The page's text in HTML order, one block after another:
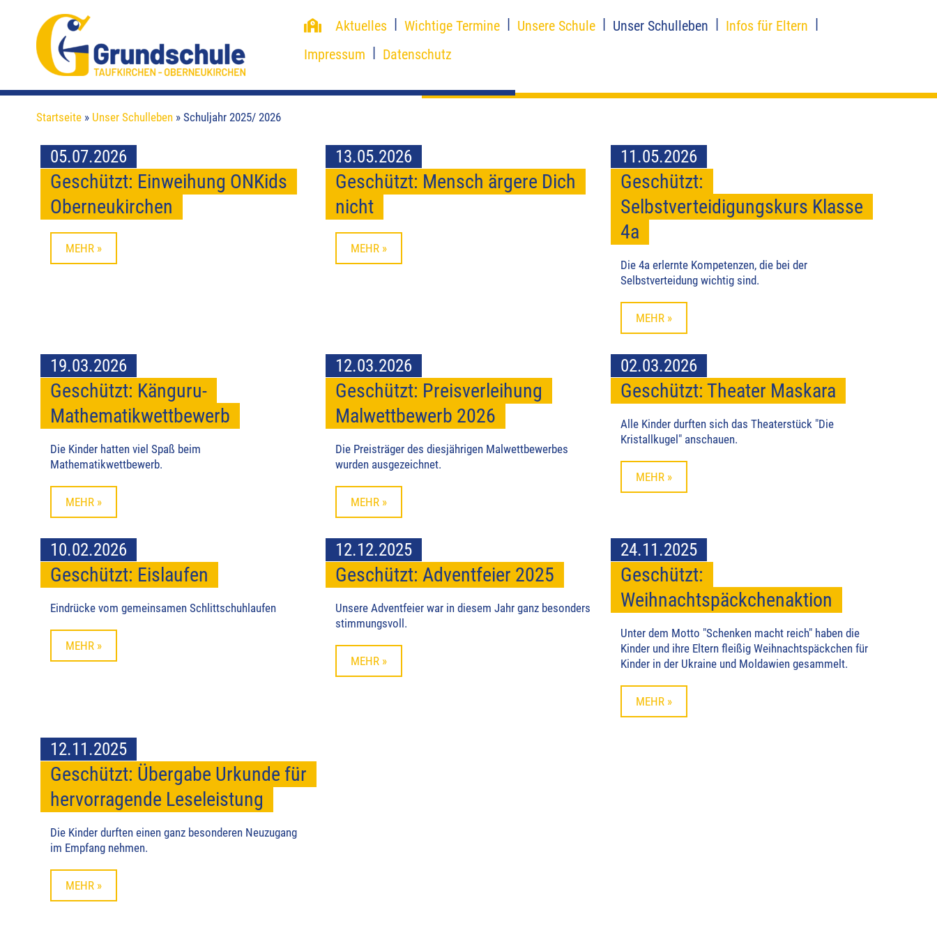
Aktuelles Wichtige Termine Unsere Schule Unser Schulleben
Infos für Eltern
Impressum
Datenschutz
Startseite » Unser Schulleben » Schuljahr 2025/ 2026
05.07.2026
Geschützt: Einweihung ONKids
Oberneukirchen
MEHR »
13.05.2026
Geschützt: Mensch ärgere Dich
nicht
MEHR »
11.05.2026
Geschützt:
Selbstverteidigungskurs Klasse
4a
Die 4a erlernte Kompetenzen, die bei der
Selbstverteidung wichtig sind.
MEHR »
19.03.2026
Geschützt: Känguru-
Mathematikwettbewerb
Die Kinder hatten viel Spaß beim
Mathematikwettbewerb.
MEHR »
12.03.2026
Geschützt: Preisverleihung
Malwettbewerb 2026
Die Preisträger des diesjährigen Malwettbewerbes
wurden ausgezeichnet.
MEHR »
02.03.2026
Geschützt: Theater Maskara
Alle Kinder durften sich das Theaterstück "Die
Kristallkugel" anschauen.
MEHR »
10.02.2026
Geschützt: Eislaufen
Eindrücke vom gemeinsamen Schlittschuhlaufen
MEHR »
12.12.2025
Geschützt: Adventfeier 2025
Unsere Adventfeier war in diesem Jahr ganz besonders
stimmungsvoll.
MEHR »
24.11.2025
Geschützt:
Weihnachtspäckchenaktion
Unter dem Motto "Schenken macht reich" haben die
Kinder und ihre Eltern fleißig Weihnachtspäckchen für
Kinder in der Ukraine und Moldawien gesammelt.
MEHR »
12.11.2025
Geschützt: Übergabe Urkunde für
hervorragende Leseleistung
Die Kinder durften einen ganz besonderen Neuzugang
im Empfang nehmen.
MEHR »